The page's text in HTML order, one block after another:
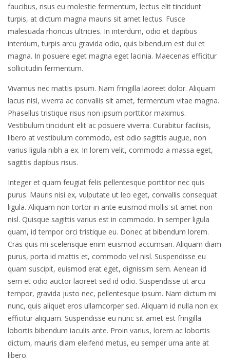
faucibus, risus eu molestie fermentum, lectus elit tincidunt
turpis, at dictum magna mauris sit amet lectus. Fusce
malesuada rhoncus ultricies. In interdum, odio et dapibus
interdum, turpis arcu gravida odio, quis bibendum est dui et
magna. In posuere eget magna eget lacinia. Maecenas efficitur
sollicitudin fermentum.
Vivamus nec mattis ipsum. Nam fringilla laoreet dolor. Aliquam
lacus nisl, viverra ac convallis sit amet, fermentum vitae magna.
Phasellus tristique risus non ipsum porttitor maximus.
Vestibulum tincidunt elit ac posuere viverra. Curabitur facilisis,
libero at vestibulum commodo, est odio sagittis augue, non
varius ligula nibh a ex. In lorem velit, commodo a massa eget,
sagittis dapibus risus.
Integer et quam feugiat felis pellentesque porttitor nec quis
purus. Mauris nisi ex, vulputate ut leo eget, convallis consequat
ligula. Aliquam non tortor in ante euismod mollis sit amet non
nisl. Quisque sagittis varius est in commodo. In semper ligula
quam, id tempor orci tristique eu. Donec at bibendum lorem.
Cras quis mi scelerisque enim euismod accumsan. Aliquam diam
purus, porta id mattis et, commodo vel nisl. Suspendisse eu
quam suscipit, euismod erat eget, dignissim sem. Aenean id
sem et odio auctor laoreet sed id odio. Suspendisse ut arcu
tempor, gravida justo nec, pellentesque ipsum. Nam dictum mi
nunc, quis aliquet eros ullamcorper sed. Aliquam id nulla non ex
efficitur aliquam. Suspendisse eu nunc sit amet est fringilla
lobortis bibendum iaculis ante. Proin varius, lorem ac lobortis
dictum, mauris diam eleifend metus, eu semper urna ante at
libero.